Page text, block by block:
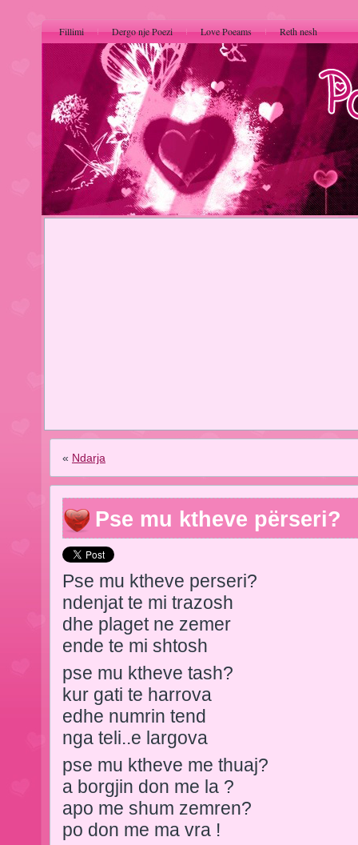
Fillimi Dergo nje Poezi Love Poeams Reth nesh
« Ndarja
Pse mu ktheve përseri?
Pse mu ktheve perseri?
ndenjat te mi trazosh
dhe plaget ne zemer
ende te mi shtosh
pse mu ktheve tash?
kur gati te harrova
edhe numrin tend
nga teli..e largova
pse mu ktheve me thuaj?
a borgjin don me la ?
apo me shum zemren?
po don me ma vra !